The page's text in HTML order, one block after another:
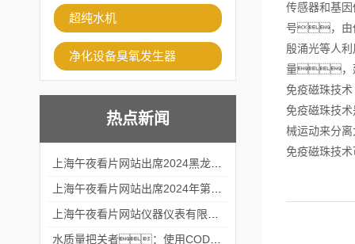
超纯水机
净化设备臭氧发生器
热点新闻
传感器和基
号，由
殷涌光等人
量，延
免疫磁珠技术
免疫磁珠技
械运动来分
免疫磁珠技